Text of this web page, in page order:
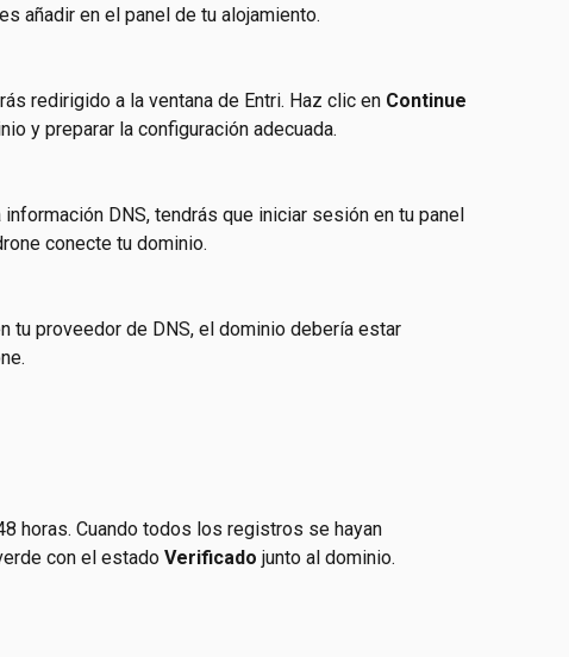
añadir en el panel de tu alojamiento.
redirigido a la ventana de Entri. Haz clic en Continue
y preparar la configuración adecuada.
DNS, tendrás que iniciar sesión en tu panel
conecte tu dominio.
tu proveedor de DNS, el dominio debería estar
horas. Cuando todos los registros se hayan
con el estado Verificado junto al dominio.